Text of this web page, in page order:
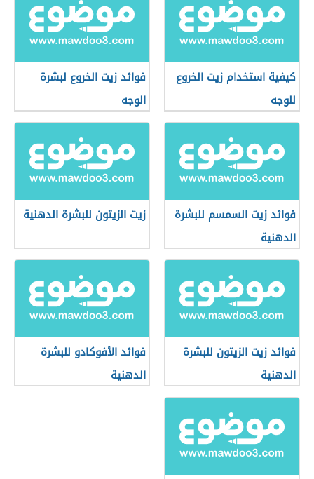
كيفية استخدام زيت الخروع
للوجه
فوائد زيت الخروع لبشرة
الوجه
فوائد زيت السمسم للبشرة
الدهنية
زيت الزيتون للبشرة الدهنية
فوائد زيت الزيتون للبشرة
الدهنية
فوائد الأفوكادو للبشرة
الدهنية